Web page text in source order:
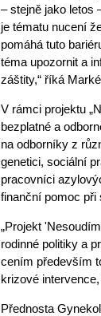
– stejně jako letos
je tématu nucení
pomáhá tuto
téma upozornit a
záštity,“ říká
V rámci projektu
bezplatné a
na odborníky z
genetici, sociální
pracovníci
finanční pomoc
„Projekt
rodinné politiky a
cením především
krizové
Přednosta